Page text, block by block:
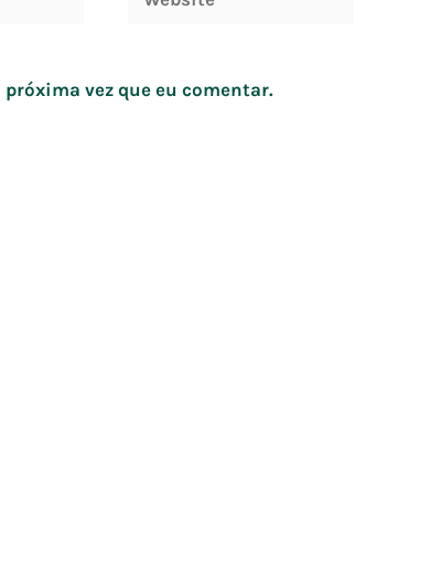
vez que eu comentar.